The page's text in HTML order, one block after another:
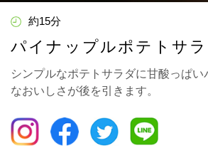
約15分
パイナップルポテトサ
シンプルなポテトサラダに甘酸っぱ
なおいしさが後を引きます。